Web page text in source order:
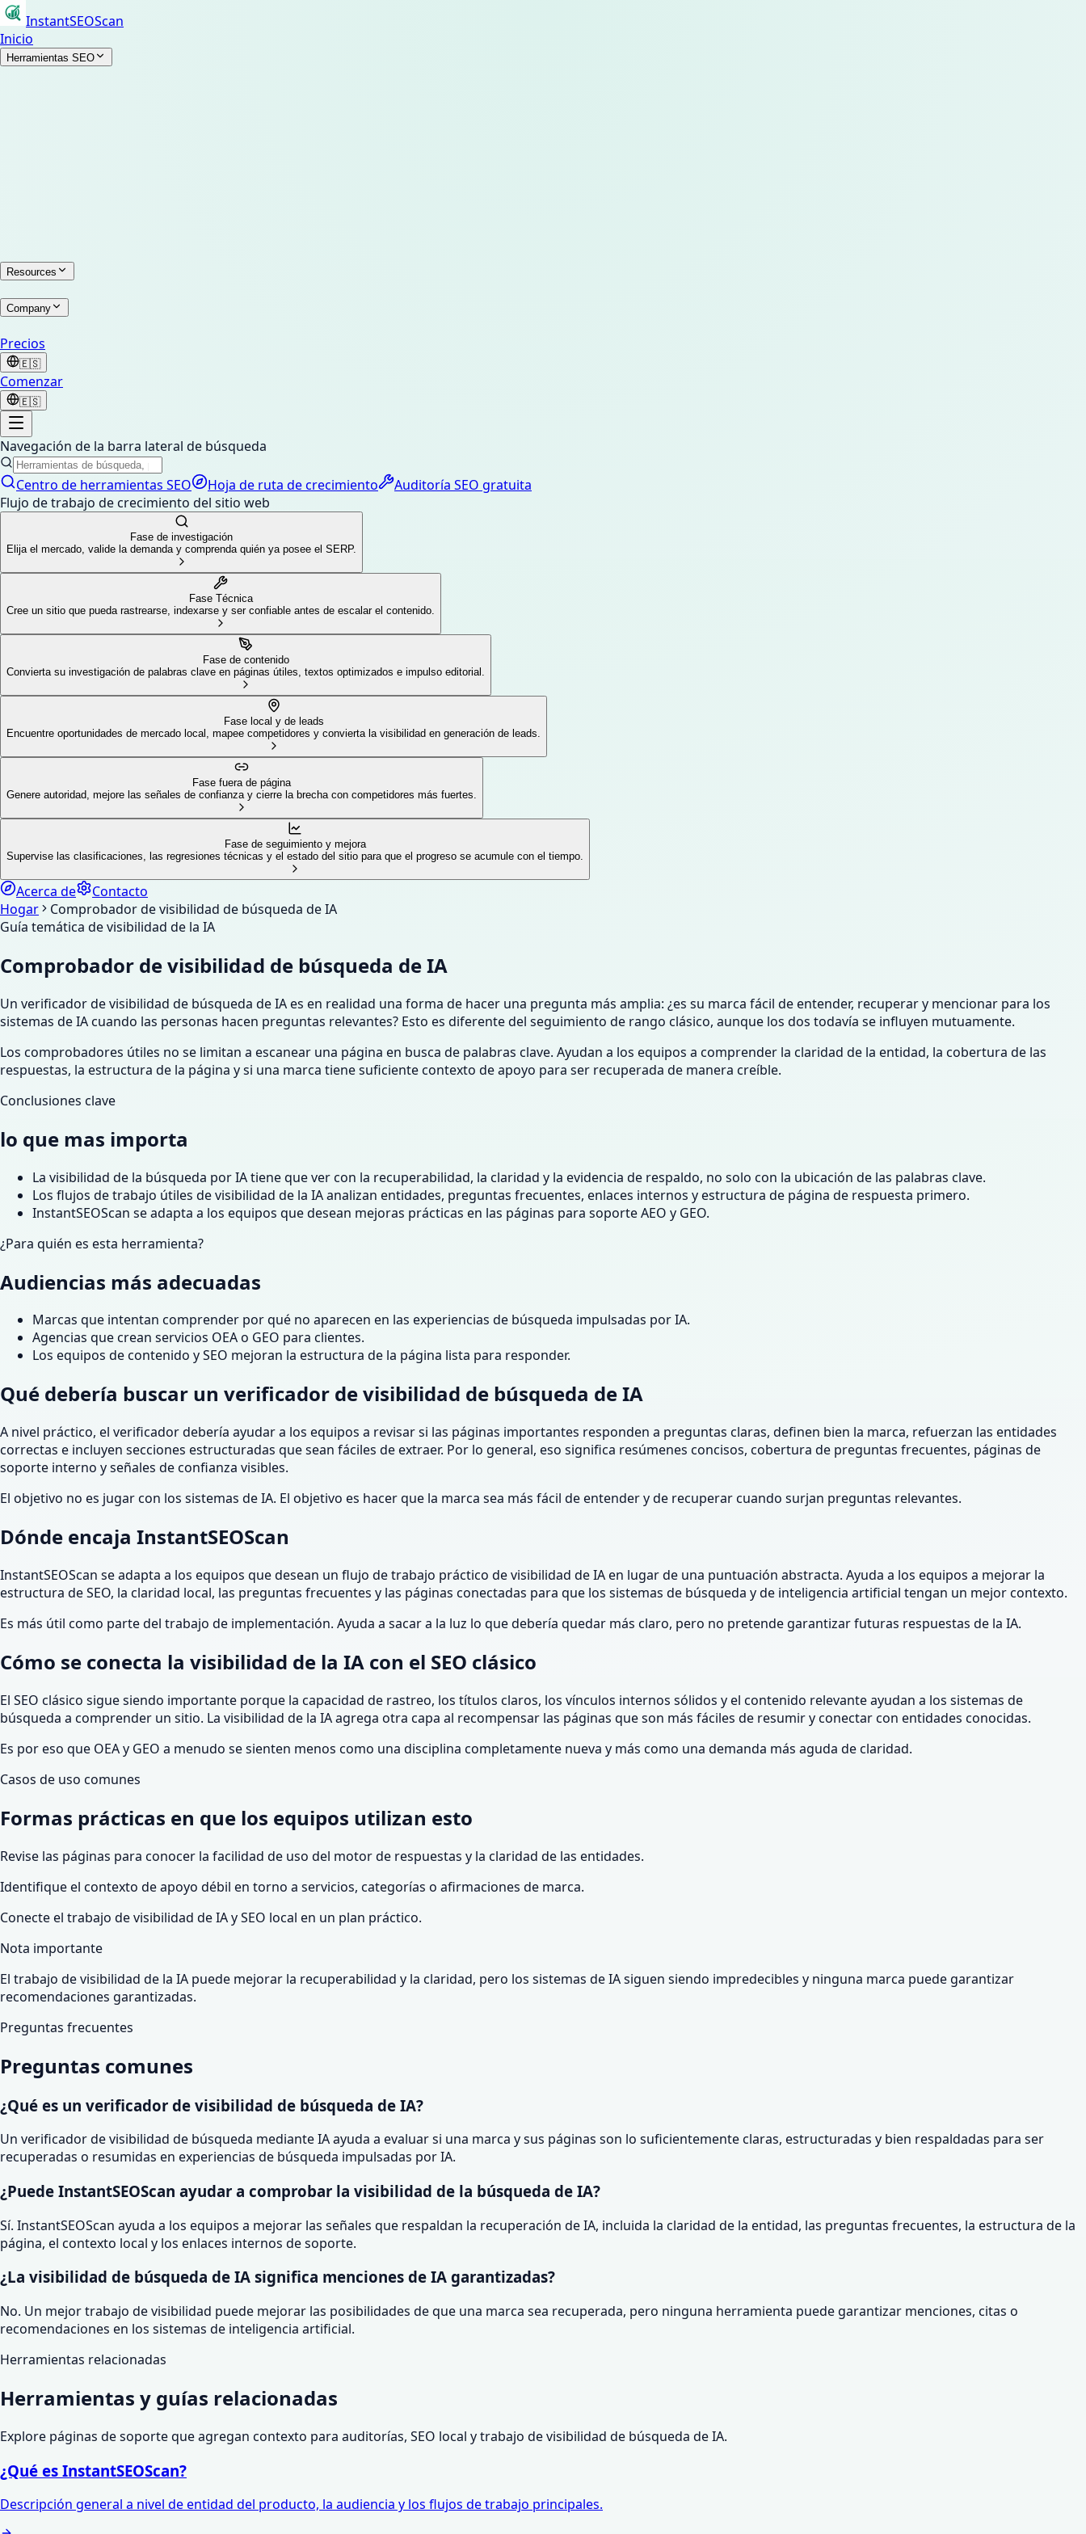
InstantSEOScan
Inicio
Herramientas SEO
Resources
Company
Precios
🇪🇸
Comenzar
🇪🇸
Navegación de la barra lateral de búsqueda
Centro de herramientas SEO Hoja de ruta de crecimiento
Auditoría SEO gratuita
Flujo de trabajo de crecimiento del sitio web
Fase de investigación
Elija el mercado, valide la demanda y comprenda quién ya posee el SERP.
Fase Técnica
Cree un sitio que pueda rastrearse, indexarse ​​y ser confiable antes de escalar el contenido.
Fase de contenido
Convierta su investigación de palabras clave en páginas útiles, textos optimizados e impulso editorial.
Fase local y de leads
Encuentre oportunidades de mercado local, mapee competidores y convierta la visibilidad en generación de leads.
Fase fuera de página
Genere autoridad, mejore las señales de confianza y cierre la brecha con competidores más fuertes.
Fase de seguimiento y mejora
Supervise las clasificaciones, las regresiones técnicas y el estado del sitio para que el progreso se acumule con el tiempo.
Acerca de
Contacto
Hogar
Comprobador de visibilidad de búsqueda de IA
Guía temática de visibilidad de la IA
Comprobador de visibilidad de búsqueda de IA
Un verificador de visibilidad de búsqueda de IA es en realidad una forma de hacer una pregunta más amplia: ¿es su marca fácil de entender, recuperar y mencionar para los
sistemas de IA cuando las personas hacen preguntas relevantes? Esto es diferente del seguimiento de rango clásico, aunque los dos todavía se influyen mutuamente.
Los comprobadores útiles no se limitan a escanear una página en busca de palabras clave. Ayudan a los equipos a comprender la claridad de la entidad, la cobertura de las
respuestas, la estructura de la página y si una marca tiene suficiente contexto de apoyo para ser recuperada de manera creíble.
Conclusiones clave
lo que mas importa
La visibilidad de la búsqueda por IA tiene que ver con la recuperabilidad, la claridad y la evidencia de respaldo, no solo con la ubicación de las palabras clave.
Los flujos de trabajo útiles de visibilidad de la IA analizan entidades, preguntas frecuentes, enlaces internos y estructura de página de respuesta primero.
InstantSEOScan se adapta a los equipos que desean mejoras prácticas en las páginas para soporte AEO y GEO.
¿Para quién es esta herramienta?
Audiencias más adecuadas
Marcas que intentan comprender por qué no aparecen en las experiencias de búsqueda impulsadas por IA.
Agencias que crean servicios OEA o GEO para clientes.
Los equipos de contenido y SEO mejoran la estructura de la página lista para responder.
Qué debería buscar un verificador de visibilidad de búsqueda de IA
A nivel práctico, el verificador debería ayudar a los equipos a revisar si las páginas importantes responden a preguntas claras, definen bien la marca, refuerzan las entidades
correctas e incluyen secciones estructuradas que sean fáciles de extraer. Por lo general, eso significa resúmenes concisos, cobertura de preguntas frecuentes, páginas de
soporte interno y señales de confianza visibles.
El objetivo no es jugar con los sistemas de IA. El objetivo es hacer que la marca sea más fácil de entender y de recuperar cuando surjan preguntas relevantes.
Dónde encaja InstantSEOScan
InstantSEOScan se adapta a los equipos que desean un flujo de trabajo práctico de visibilidad de IA en lugar de una puntuación abstracta. Ayuda a los equipos a mejorar la
estructura de SEO, la claridad local, las preguntas frecuentes y las páginas conectadas para que los sistemas de búsqueda y de inteligencia artificial tengan un mejor contexto.
Es más útil como parte del trabajo de implementación. Ayuda a sacar a la luz lo que debería quedar más claro, pero no pretende garantizar futuras respuestas de la IA.
Cómo se conecta la visibilidad de la IA con el SEO clásico
El SEO clásico sigue siendo importante porque la capacidad de rastreo, los títulos claros, los vínculos internos sólidos y el contenido relevante ayudan a los sistemas de
búsqueda a comprender un sitio. La visibilidad de la IA agrega otra capa al recompensar las páginas que son más fáciles de resumir y conectar con entidades conocidas.
Es por eso que OEA y GEO a menudo se sienten menos como una disciplina completamente nueva y más como una demanda más aguda de claridad.
Casos de uso comunes
Formas prácticas en que los equipos utilizan esto
Revise las páginas para conocer la facilidad de uso del motor de respuestas y la claridad de las entidades.
Identifique el contexto de apoyo débil en torno a servicios, categorías o afirmaciones de marca.
Conecte el trabajo de visibilidad de IA y SEO local en un plan práctico.
Nota importante
El trabajo de visibilidad de la IA puede mejorar la recuperabilidad y la claridad, pero los sistemas de IA siguen siendo impredecibles y ninguna marca puede garantizar
recomendaciones garantizadas.
Preguntas frecuentes
Preguntas comunes
¿Qué es un verificador de visibilidad de búsqueda de IA?
Un verificador de visibilidad de búsqueda mediante IA ayuda a evaluar si una marca y sus páginas son lo suficientemente claras, estructuradas y bien respaldadas para ser
recuperadas o resumidas en experiencias de búsqueda impulsadas por IA.
¿Puede InstantSEOScan ayudar a comprobar la visibilidad de la búsqueda de IA?
Sí. InstantSEOScan ayuda a los equipos a mejorar las señales que respaldan la recuperación de IA, incluida la claridad de la entidad, las preguntas frecuentes, la estructura de la
página, el contexto local y los enlaces internos de soporte.
¿La visibilidad de búsqueda de IA significa menciones de IA garantizadas?
No. Un mejor trabajo de visibilidad puede mejorar las posibilidades de que una marca sea recuperada, pero ninguna herramienta puede garantizar menciones, citas o
recomendaciones en los sistemas de inteligencia artificial.
Herramientas relacionadas
Herramientas y guías relacionadas
Explore páginas de soporte que agregan contexto para auditorías, SEO local y trabajo de visibilidad de búsqueda de IA.
¿Qué es InstantSEOScan?
Descripción general a nivel de entidad del producto, la audiencia y los flujos de trabajo principales.